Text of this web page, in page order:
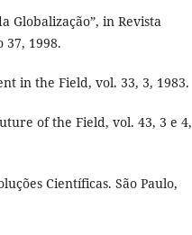
da Globalização”, in Revista
37, 1998.
in the Field, vol. 33, 3, 1983.
of the Field, vol. 43, 3 e 4,
Científicas. São Paulo,